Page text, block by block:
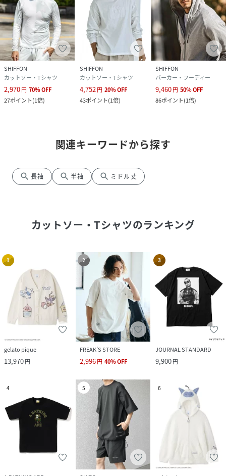
SHIFFON
カットソー・Tシャツ
2,970円 70%OFF
27ポイント(1倍)
SHIFFON
カットソー・Tシャツ
4,752 円 20%OFF
43ポイント(1倍)
SHIFFON
パーカー・フーディー
9,460円 50%OFF
86ポイント(1倍)
関連キーワードから探す
search 長袖 search 半袖 search ミドル丈
カットソー・Tシャツのランキング
1
gelato pique
13,970円
2
FREAK’S STORE
2,996円 40%OFF
3
JOURNAL STANDARD
9,900円
4 5 6